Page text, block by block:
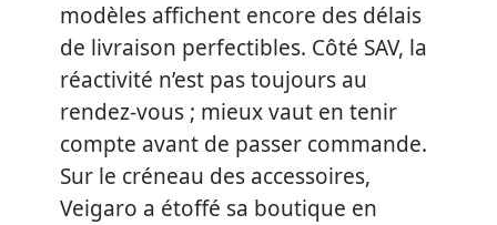
modèles affichent encore des délais
de livraison perfectibles. Côté SAV, la
réactivité n’est pas toujours au
rendez-vous ; mieux vaut en tenir
compte avant de passer commande.
Sur le créneau des accessoires,
Veigaro a étoffé sa boutique en